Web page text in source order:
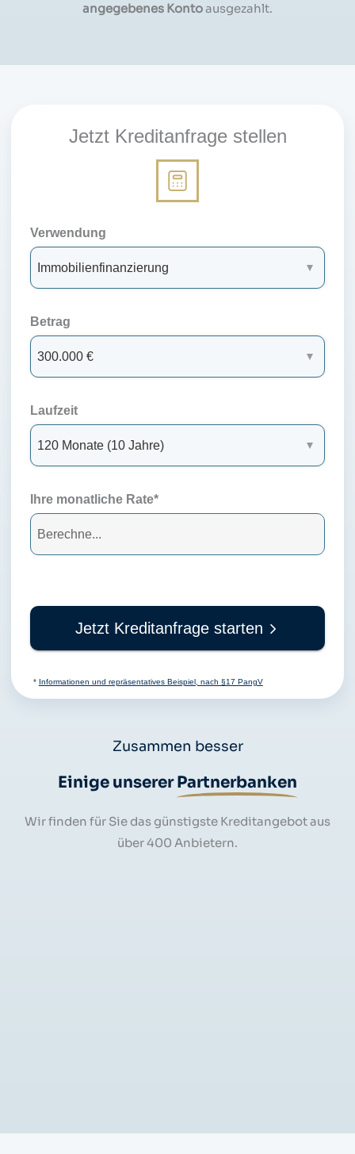
angegebenes Kontoausgezahlt.
Jetzt Kreditanfrage stellen
Verwendung
Betrag
Laufzeit
Ihre monatliche Rate*
Jetzt Kreditanfrage starten
* Informationen und repräsentatives Beispiel, nach §17 PangV
Zusammen besser
Einige unsererPartnerbanken
Wir finden für Sie das günstigste Kreditangebot aus
über 400 Anbietern.